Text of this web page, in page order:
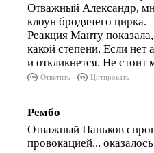
Отважный Александр,
клоун бродячего цирка.
Реакция Манту
какой степени. Если нет
и откликнется. Не стоит
Ответить Цитировать
Рембо
Отважный Паньков
провокацией...